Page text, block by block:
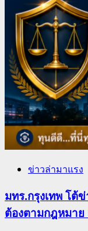
ข่าวล่ามาแรง
มทร.กรุงเทพ โต้
ต้องตามกฎหมาย